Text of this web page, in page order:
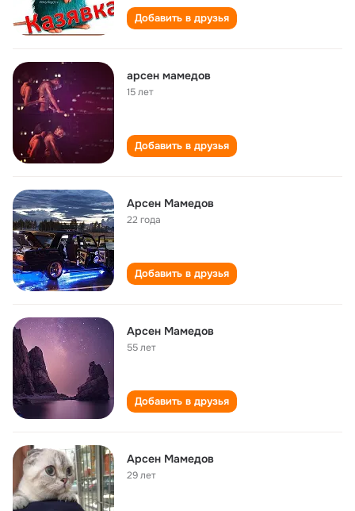
Добавить в друзья
арсен мамедов
15 лет
Добавить в друзья
Арсен Мамедов
22 года
Добавить в друзья
Арсен Мамедов
55 лет
Добавить в друзья
Арсен Мамедов
29 лет